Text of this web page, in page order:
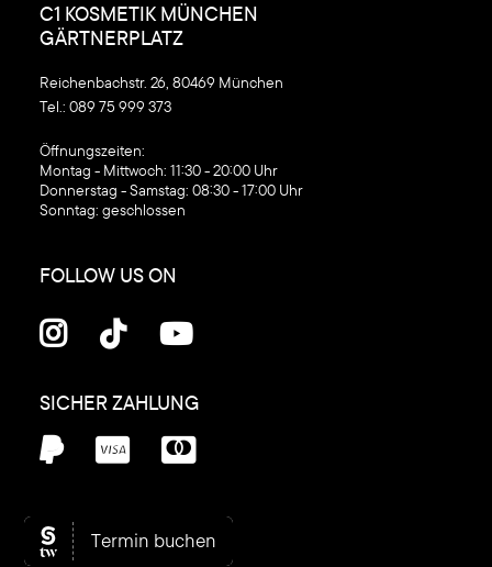
© C1 Kosmetik GmbH, 2026
C1 KOSMETIK MÜNCHEN
GÄRTNERPLATZ
Reichenbachstr. 26, 80469 München
Tel.: 089 75 999 373
‍Öffnungszeiten:
Montag - Mittwoch: 11:30 - 20:00 Uhr
Donnerstag - Samstag: 08:30 - 17:00 Uhr
Sonntag: geschlossen
FOLLOW US ON
  
SICHER ZAHLUNG
  